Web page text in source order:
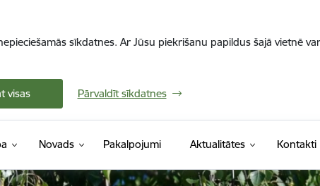
sīkdatnes. Ar Jūsu piekrišanu papildus šajā vietnē
visas Pārvaldīt sīkdatnes
Novads Pakalpojumi Aktualitātes Kontakti